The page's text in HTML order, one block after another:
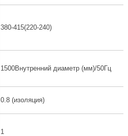
380-415(220-240)
1500Внутренний диаметр (мм)/50Гц
0.8 (изоляция)
1